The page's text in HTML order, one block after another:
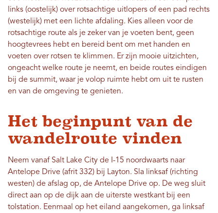
links (oostelijk) over rotsachtige uitlopers of een pad rechts
(westelijk) met een lichte afdaling. Kies alleen voor de
rotsachtige route als je zeker van je voeten bent, geen
hoogtevrees hebt en bereid bent om met handen en
voeten over rotsen te klimmen. Er zijn mooie uitzichten,
ongeacht welke route je neemt, en beide routes eindigen
bij de summit, waar je volop ruimte hebt om uit te rusten
en van de omgeving te genieten.
Het beginpunt van de
wandelroute vinden
Neem vanaf Salt Lake City de I-15 noordwaarts naar
Antelope Drive (afrit 332) bij Layton. Sla linksaf (richting
westen) de afslag op, de Antelope Drive op. De weg sluit
direct aan op de dijk aan de uiterste westkant bij een
tolstation. Eenmaal op het eiland aangekomen, ga linksaf